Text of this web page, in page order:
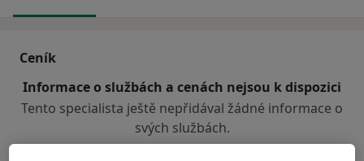
Ceník
Informace o službách a cenách nejsou k dispozici
Tento specialista ještě nepřidával žádné informace o
svých službách.